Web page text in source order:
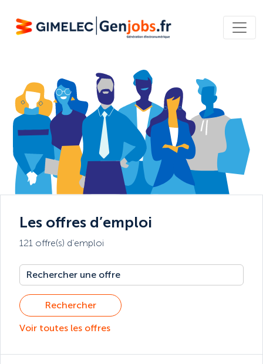
Les offres d’emploi
121 offre(s) d’emploi
Rechercher
Voir toutes les offres